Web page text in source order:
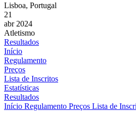
Lisboa, Portugal
21
abr 2024
Atletismo
Resultados
Início
Regulamento
Preços
Lista de Inscritos
Estatísticas
Resultados
Início Regulamento Preços Lista de